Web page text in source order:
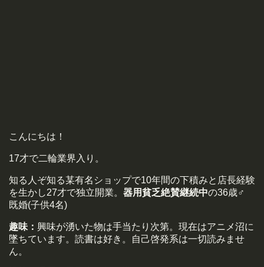
こんにちは！
17才で二輪業界入り。
知る人ぞ知る某有名ショップで10年間の下積みと店長経験
を生かし27才で独立開業。 器用貧乏絶賛継続中の36歳♂
既婚(子供4名)
趣味： 興味が湧いた物は手当たり次第。現在はアニメ沼に
墜ちています。読書は好き。自己啓発系は一切読みませ
ん。